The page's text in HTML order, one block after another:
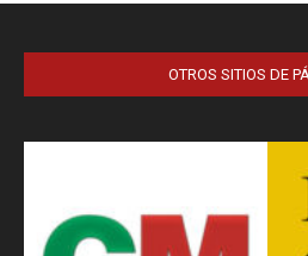
OTROS SITIOS DE